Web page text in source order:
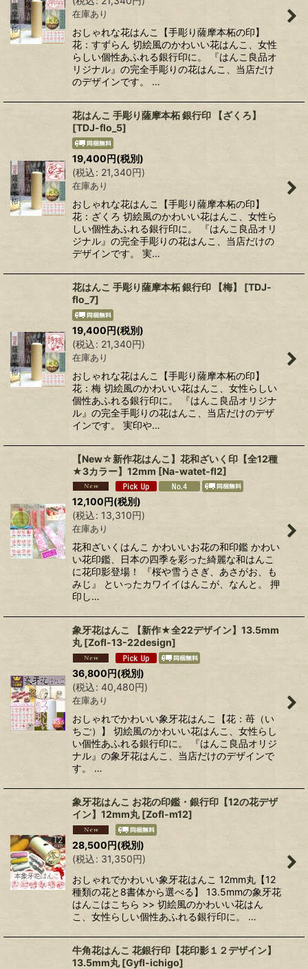
在庫あり
おしゃれな花はんこ【手彫り薩摩本柘の印】
花：すずらん 切絵風のかわいい花はんこ、女性
らしい個性あふれる銀行印に。 『はんこ良品オ
リジナル』の完全手彫りの花はんこ、当店だけ
のデザインです。 …
花はんこ 手彫り薩摩本柘 銀行印 【ざくろ】
[TDJ-flo_5]
19,400円(税別)
(税込: 21,340円)
在庫あり
おしゃれな花はんこ【手彫り薩摩本柘の印】
花：ざくろ 切絵風のかわいい花はんこ、女性ら
しい個性あふれる銀行印に。 『はんこ良品オリ
ジナル』の完全手彫りの花はんこ、当店だけの
デザインです。 実…
花はんこ 手彫り薩摩本柘 銀行印 【梅】 [TDJ-
flo_7]
19,400円(税別)
(税込: 21,340円)
在庫あり
おしゃれな花はんこ【手彫り薩摩本柘の印】
花：梅 切絵風のかわいい花はんこ、女性らしい
個性あふれる銀行印に。 『はんこ良品オリジナ
ル』の完全手彫りの花はんこ、当店だけのデザ
インです。 実印や…
【New☆新作花はんこ】花和ざいく印【全12種
★3カラー】12mm [Na-watet-fl2]
12,100円(税別)
(税込: 13,310円)
在庫あり
花和ざいくはんこ かわいいお花の和印鑑 かわい
い花印鑑、日本の四季を彩った綺麗な和はんこ
に花印影登場！ 『桜や雪うさぎ、あさがお、も
みじ』 といったカワイイはんこが、なんと。 押
印し…
象牙花はんこ 【新作★全22デザイン】13.5mm
丸 [Zofl-13-22design]
36,800円(税別)
(税込: 40,480円)
在庫あり
おしゃれでかわいい象牙花はんこ【花：苺（い
ちご）】 切絵風のかわいい花はんこ、女性らし
い個性あふれる銀行印に。 『はんこ良品オリジ
ナル』の象牙花はんこ、当店だけのデザインで
す。 …
象牙花はんこ お花の印鑑・銀行印【12の花デザ
イン】12mm丸 [Zofl-m12]
28,500円(税別)
(税込: 31,350円)
おしゃれでかわいい象牙花はんこ 12mm丸【12
種類の花と8書体から選べる】 13.5mmの象牙花
はんこはこちら >> 切絵風のかわいい花はん
こ、女性らしい個性あふれる銀行印に。 …
牛角花はんこ 花銀行印【花印影１２デザイン】
13.5mm丸 [Gyfl-ichigo]